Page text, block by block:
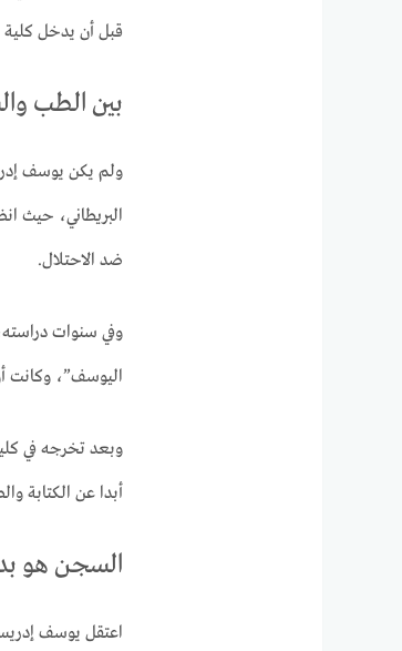
قبل أن يدخل كلية
بين الطب
ولم يكن يوسف
البريطاني، حيث
ضد الاحتلال.
وفي سنوات
اليوسف”، وكانت
أبدا عن الكتابة
السجن هو